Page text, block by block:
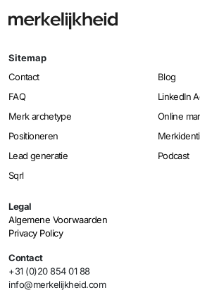
Sitemap
Contact
Blog
FAQ
LinkedIn
Merk archetype
Online
Positioneren
Lead generatie
Podcast
Sqrl
Legal
Algemene Voorwaarden
Privacy Policy
Contact
+31 (0)20 854 01 88
info@merkelijkheid.com